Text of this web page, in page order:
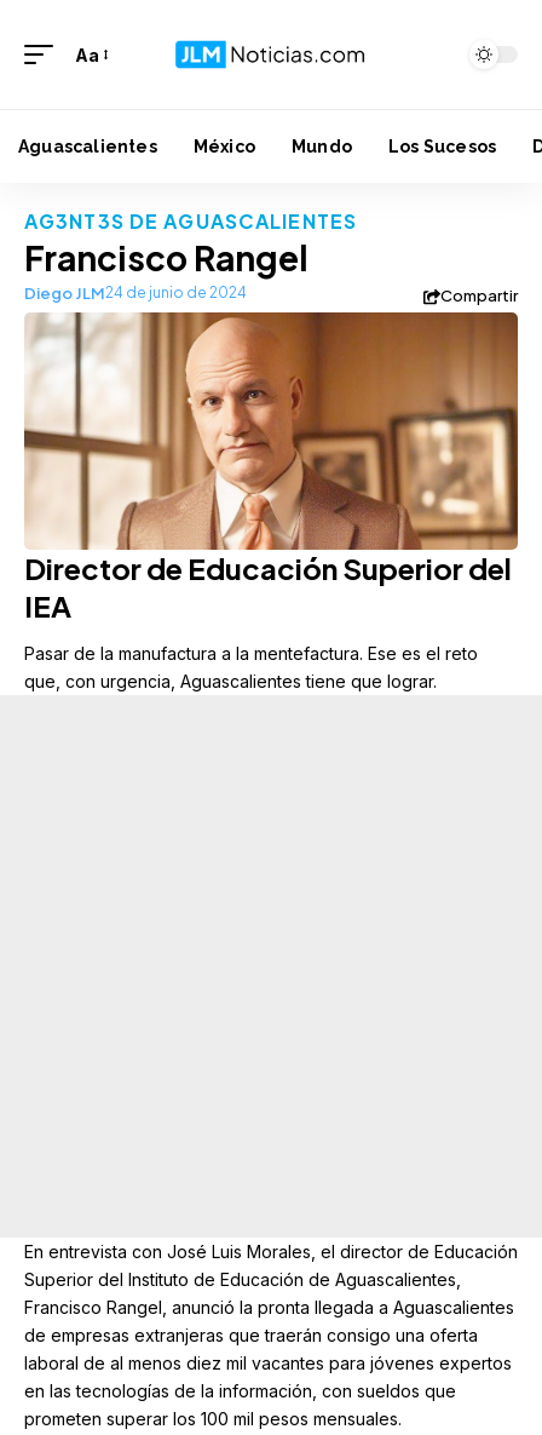
Aa
Aguascalientes México Mundo Los Sucesos
AG3NT3S DE AGUASCALIENTES
Francisco Rangel
Diego JLM24 de junio de 2024 Compartir
Director de Educación Superior del
IEA
Pasar de la manufactura a la mentefactura. Ese es el reto
que, con urgencia, Aguascalientes tiene que lograr.
En entrevista con José Luis Morales, el director de Educación
Superior del Instituto de Educación de Aguascalientes,
Francisco Rangel, anunció la pronta llegada a Aguascalientes
de empresas extranjeras que traerán consigo una oferta
laboral de al menos diez mil vacantes para jóvenes expertos
en las tecnologías de la información, con sueldos que
prometen superar los 100 mil pesos mensuales.